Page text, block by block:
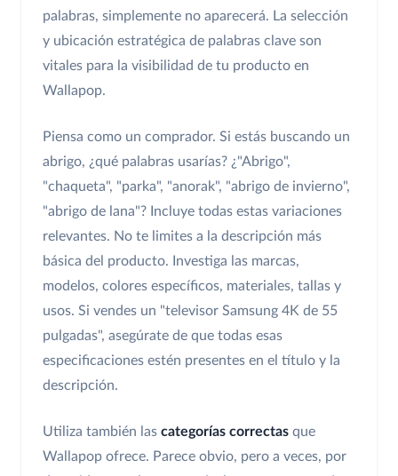
palabras, simplemente no aparecerá. La selección
y ubicación estratégica de palabras clave son
vitales para la visibilidad de tu producto en
Wallapop.
Piensa como un comprador. Si estás buscando un
abrigo, ¿qué palabras usarías? ¿"Abrigo",
"chaqueta", "parka", "anorak", "abrigo de invierno",
"abrigo de lana"? Incluye todas estas variaciones
relevantes. No te limites a la descripción más
básica del producto. Investiga las marcas,
modelos, colores específicos, materiales, tallas y
usos. Si vendes un "televisor Samsung 4K de 55
pulgadas", asegúrate de que todas esas
especificaciones estén presentes en el título y la
descripción.
Utiliza también las categorías correctas que
Wallapop ofrece. Parece obvio, pero a veces, por